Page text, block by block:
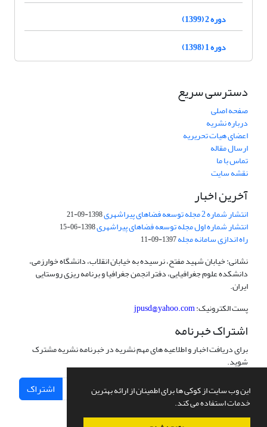
این وب سایت از کوکی ها برای اطمینان از ارائه بهترین
خدمات استفاده می کند.
دوره 2 (1399)
دوره 1 (1398)
دسترسی سریع
صفحه اصلی
درباره نشریه
اعضای هیات تحریریه
ارسال مقاله
تماس با ما
نقشه سایت
آخرین اخبار
انتشار شماره 2 مجله توسعه فضاهای پیراشهری 1398-09-21
انتشار شماره اول مجله توسعه فضاهای پیراشهری1398-06-15
راه اندازی سامانه مجله1397-09-11
نشانی: خیابان شهید مفتح، نرسیده به خیابان انقلاب، دانشگاه خوارزمی،
دانشکده علوم جغرافیایی، دفتر انجمن جغرافیا و برنامه ریزی روستایی
ایران.
پست الکترونیک:jpusd@yahoo.com
اشتراک خبرنامه
برای دریافت اخبار و اطلاعیه های مهم نشریه در خبرنامه نشریه مشترک
شوید.
اشتراک